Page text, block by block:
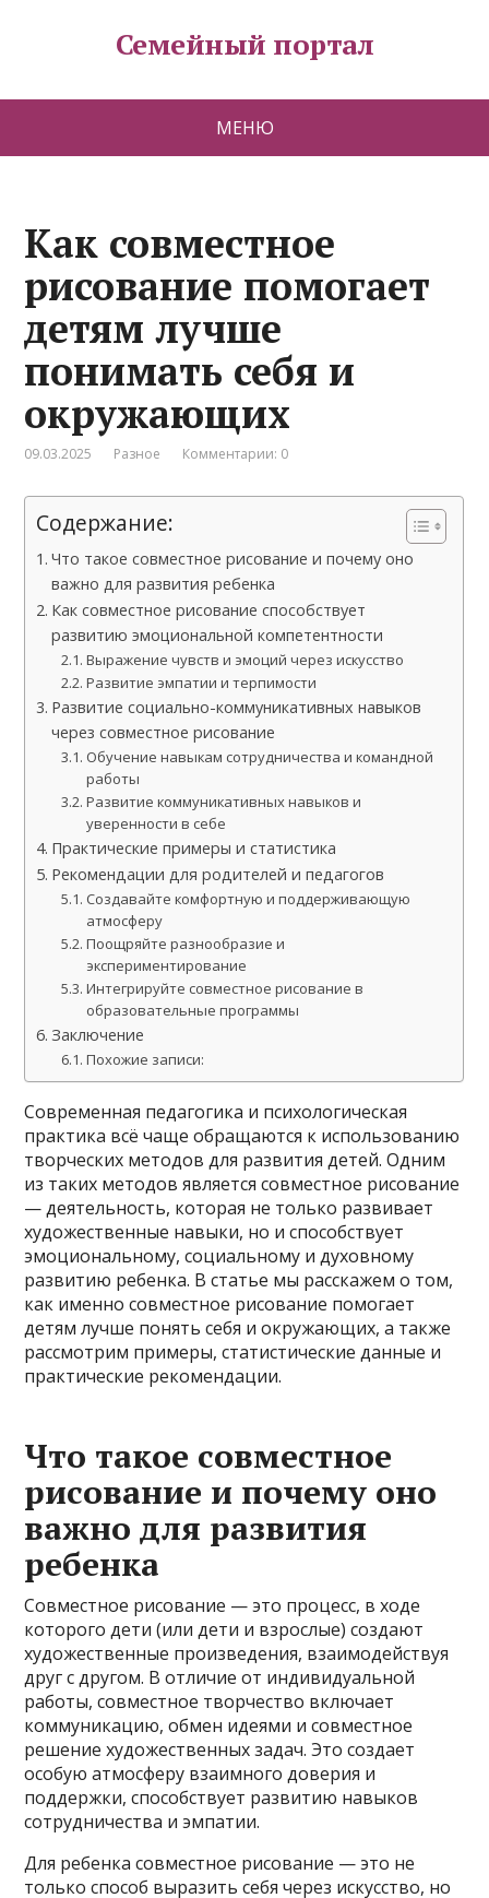
Семейный портал
МЕНЮ
Как совместное
рисование помогает
детям лучше
понимать себя и
окружающих
09.03.2025 Разное Комментарии: 0
Содержание:
Что такое совместное рисование и почему оно
важно для развития ребенка
Как совместное рисование способствует
развитию эмоциональной компетентности
Выражение чувств и эмоций через искусство
Развитие эмпатии и терпимости
Развитие социально-коммуникативных навыков
через совместное рисование
Обучение навыкам сотрудничества и командной
работы
Развитие коммуникативных навыков и
уверенности в себе
Практические примеры и статистика
Рекомендации для родителей и педагогов
Создавайте комфортную и поддерживающую
атмосферу
Поощряйте разнообразие и
экспериментирование
Интегрируйте совместное рисование в
образовательные программы
Заключение
Похожие записи:
Современная педагогика и психологическая
практика всё чаще обращаются к использованию
творческих методов для развития детей. Одним
из таких методов является совместное рисование
— деятельность, которая не только развивает
художественные навыки, но и способствует
эмоциональному, социальному и духовному
развитию ребенка. В статье мы расскажем о том,
как именно совместное рисование помогает
детям лучше понять себя и окружающих, а также
рассмотрим примеры, статистические данные и
практические рекомендации.
Что такое совместное
рисование и почему оно
важно для развития
ребенка
Совместное рисование — это процесс, в ходе
которого дети (или дети и взрослые) создают
художественные произведения, взаимодействуя
друг с другом. В отличие от индивидуальной
работы, совместное творчество включает
коммуникацию, обмен идеями и совместное
решение художественных задач. Это создает
особую атмосферу взаимного доверия и
поддержки, способствует развитию навыков
сотрудничества и эмпатии.
Для ребенка совместное рисование — это не
только способ выразить себя через искусство, но